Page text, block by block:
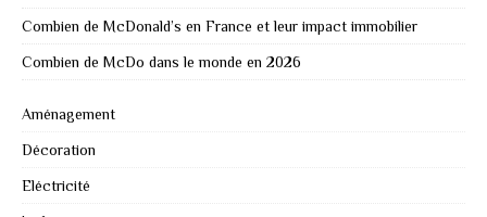
Combien de McDonald’s en France et leur impact immobilier
Combien de McDo dans le monde en 2026
Aménagement
Décoration
Eléctricité